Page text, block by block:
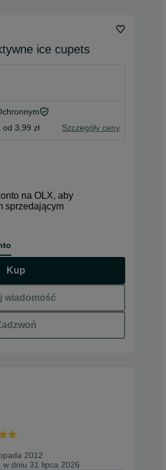
ice cupets
3,99 zł Szczegóły ceny
na OLX, aby
sprzedającym
Kup
wiadomość
2012
dniu 31 lipca 2026